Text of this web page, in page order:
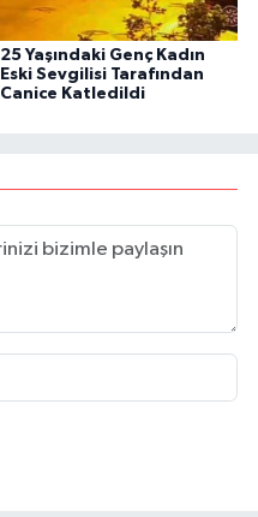
25 Yaşındaki Genç Kadın
Eski Sevgilisi Tarafından
Canice Katledildi